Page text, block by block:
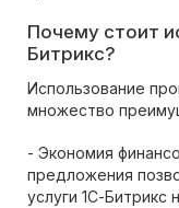
Почему стоит
Битрикс?
Использование
множество
- Экономия
предложения
услуги 1С-Битрикс